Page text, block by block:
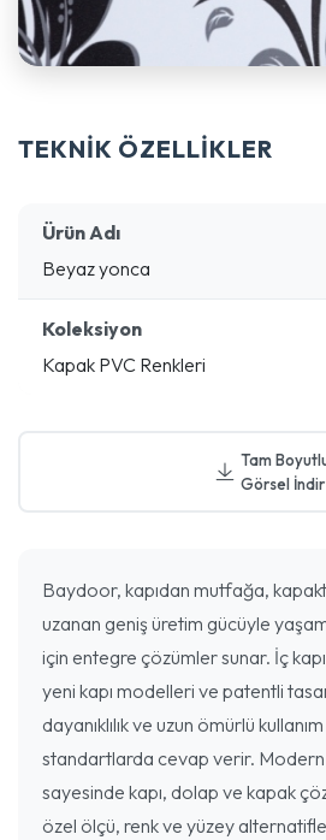
TEKNİK ÖZELLİKLER
Ürün Adı
Beyaz yonca
Koleksiyon
Kapak PVC Renkleri
Tam
Görsel İndir
Baydoor, kapıdan mutfağa,
uzanan geniş üretim gücüyle
için entegre çözümler sunar. İç
yeni kapı modelleri ve patentli
dayanıklılık ve uzun ömürlü
standartlarda cevap verir. Modern
sayesinde kapı, dolap ve kapak
özel ölçü, renk ve yüzey